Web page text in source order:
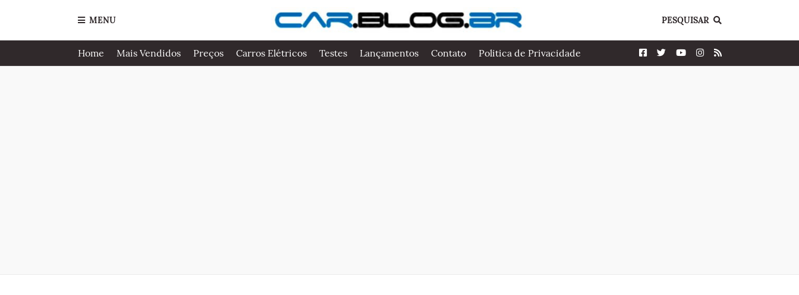
MENU PESQUISAR
Home Mais Vendidos Preços Carros Elétricos Testes Lançamentos Contato Politica de Privacidade